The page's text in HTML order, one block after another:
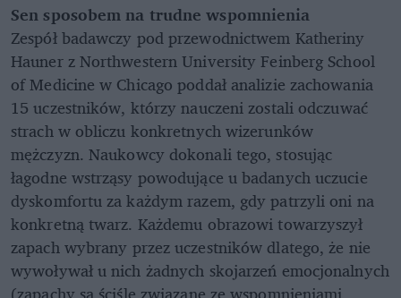
Sen sposobem na trudne wspomnienia
Zespół badawczy pod przewodnictwem Katheriny
Hauner z Northwestern University Feinberg School
of Medicine w Chicago poddał analizie zachowania
15 uczestników, którzy nauczeni zostali odczuwać
strach w obliczu konkretnych wizerunków
mężczyzn. Naukowcy dokonali tego, stosując
łagodne wstrząsy powodujące u badanych uczucie
dyskomfortu za każdym razem, gdy patrzyli oni na
konkretną twarz. Każdemu obrazowi towarzyszył
zapach wybrany przez uczestników dlatego, że nie
wywoływał u nich żadnych skojarzeń emocjonalnych